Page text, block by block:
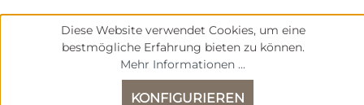
Diese Website verwendet Cookies, um eine
bestmögliche Erfahrung bieten zu können.
Mehr Informationen ...
KONFIGURIEREN